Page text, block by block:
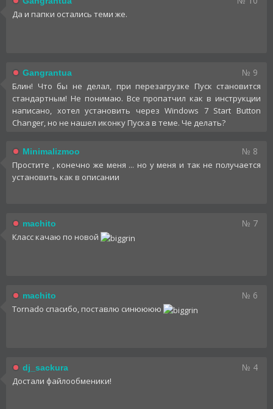
Да и папки остались теми же.
Gangrantua № 9
Блин! Что бы не делал, при перезагрузке Пуск становится
стандартным! Не понимаю. Все пропатчил как в инструкции
написано, хотел установить через Windows 7 Start Button
Changer, но не нашел иконку Пуска в теме. Че делать?
Minimalizmoo № 8
Простите , конечно же меня ... но у меня и так не получается
установить как в описании
machito № 7
Класс качаю по новой
machito № 6
Tornado спасибо, поставлю синюююю
dj_sackura № 4
Достали файлообменики!